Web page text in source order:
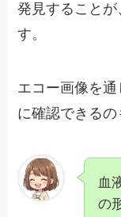
発見すること
す。
エコー画像を
に確認できるの
血
の